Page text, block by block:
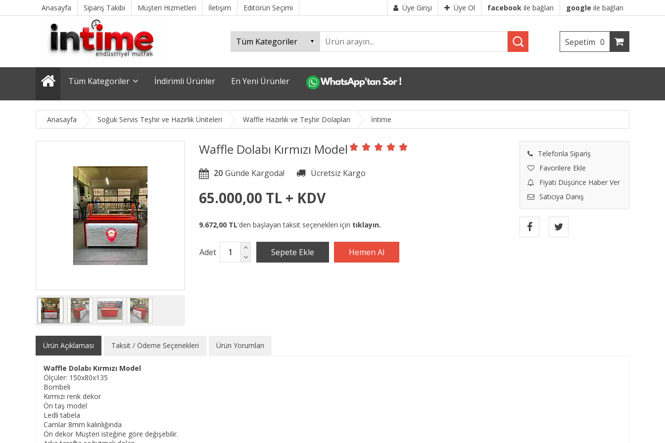
Anasayfa Sipariş Takibi Müşteri Hizmetleri İletişim Editörün Seçimi Üye Girişi Üye Ol facebook ile bağlan google ile bağlan
Sepetim 0
Tüm Kategoriler İndirimli Ürünler En Yeni Ürünler
Anasayfa Soğuk Servis Teşhir ve Hazırlık Üniteleri Waffle Hazırlık ve Teşhir Dolapları İntime
Waffle Dolabı Kırmızı Model
Telefonla Sipariş
Favorilere Ekle
Fiyatı Düşünce Haber Ver
Satıcıya Danış
20
65.000,00 TL + KDV
9.672,00 TL'den başlayan taksit seçenekleri için tıklayın.
Adet
Ürün Açıklaması Taksit / Ödeme Seçenekleri Ürün Yorumları
Waffle Dolabı Kırmızı Model
Ölçüler: 150x80x135
Bombeli
Kırmızı renk dekor
Ön taş model
Ledli tabela
Camlar 8mm kalınlığında
Ön dekor Müşteri isteğine göre değişebilir.